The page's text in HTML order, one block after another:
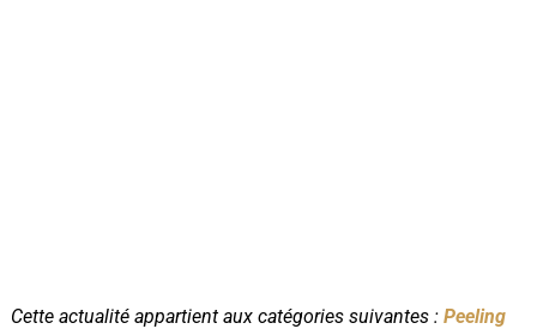
Cette actualité appartient aux catégories suivantes : Peeling